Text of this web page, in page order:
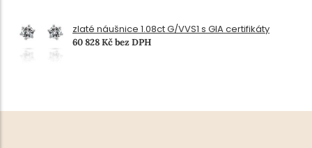
zlaté náušnice 1.08ct G/VVS1 s GIA certifikáty
60 828 Kč bez DPH